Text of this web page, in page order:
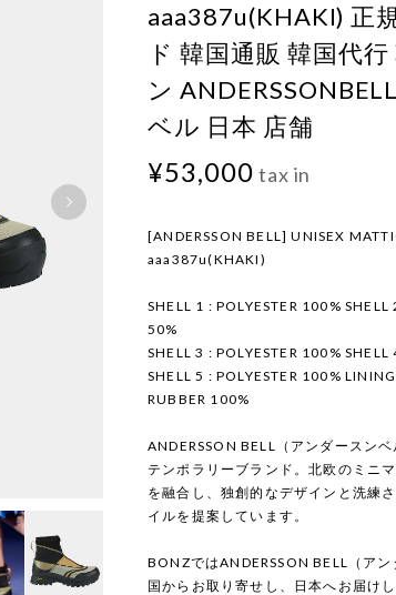
aaa387u(KHAKI) 正
ド 韓国通販 韓国代
ン
ベル 日本 店舗
¥53,000 tax in
[ANDERSSON BELL] UNISEX
aaa387u(KHAKI)
SHELL 1 : POLYESTER 100%
50%
SHELL 3 : POLYESTER 100% SHELL
SHELL 5 : POLYESTER 100%
RUBBER 100%
ANDERSSON BELL（アンダースン
テンポラリーブランド。北欧のミニ
を融合し、独創的なデザインと洗練
イルを提案しています。
BONZではANDERSSON BELL（ア
国からお取り寄せし、日本へお届け